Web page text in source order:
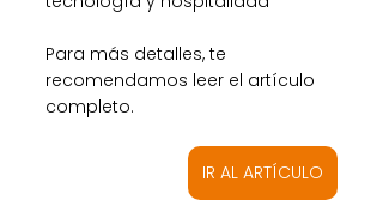
Para más detalles, te
recomendamos leer el artículo
completo.
IR AL ARTÍCULO